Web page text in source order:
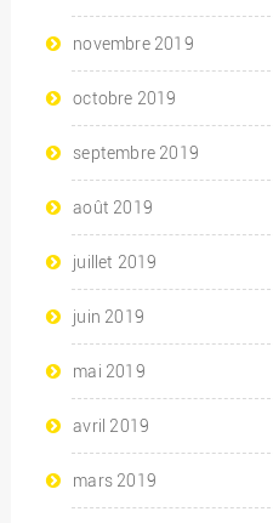
novembre 2019
octobre 2019
septembre 2019
août 2019
juillet 2019
juin 2019
mai 2019
avril 2019
mars 2019